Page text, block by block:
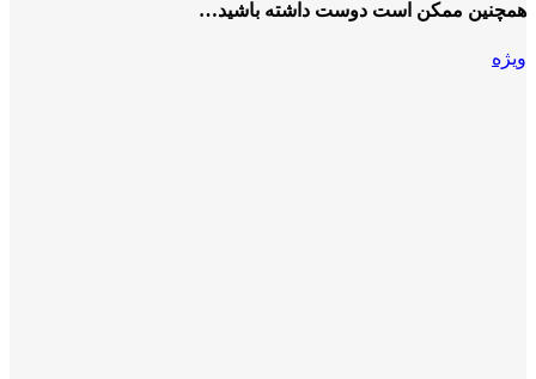
همچنین ممکن است دوست داشته باشید…
ویژه